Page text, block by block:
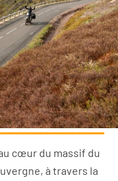
cœur du massif du
à travers la